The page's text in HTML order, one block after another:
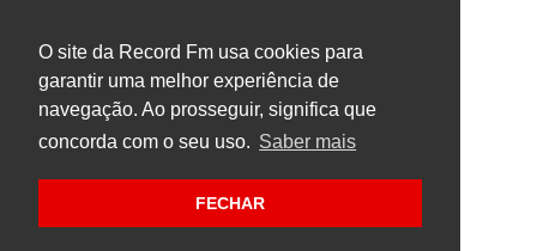
O site da Record Fm usa cookies para
garantir uma melhor experiência de
navegação. Ao prosseguir, significa que
concorda com o seu uso. Saber mais
FECHAR